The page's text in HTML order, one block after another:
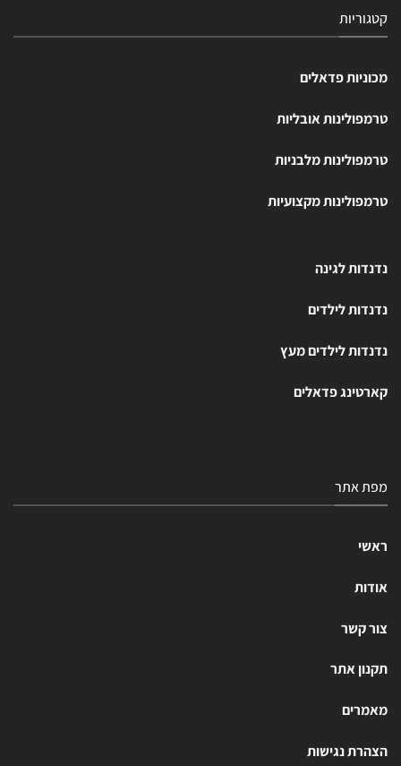
קטגוריות
מכוניות פדאלים
טרמפולינות אובליות
טרמפולינות מלבניות
טרמפולינות מקצועיות
נדנדות לגינה
נדנדות לילדים
נדנדות לילדים מעץ
קארטינג פדאלים
מפת אתר
ראשי
אודות
צור קשר
תקנון אתר
מאמרים
הצהרת נגישות